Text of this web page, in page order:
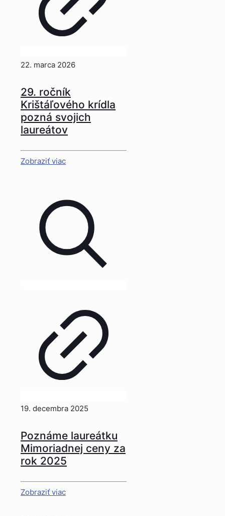
22. marca 2026
29. ročník
Krištáľového krídla
pozná svojich
laureátov
Zobraziť viac
19. decembra 2025
Poznáme laureátku
Mimoriadnej ceny za
rok 2025
Zobraziť viac